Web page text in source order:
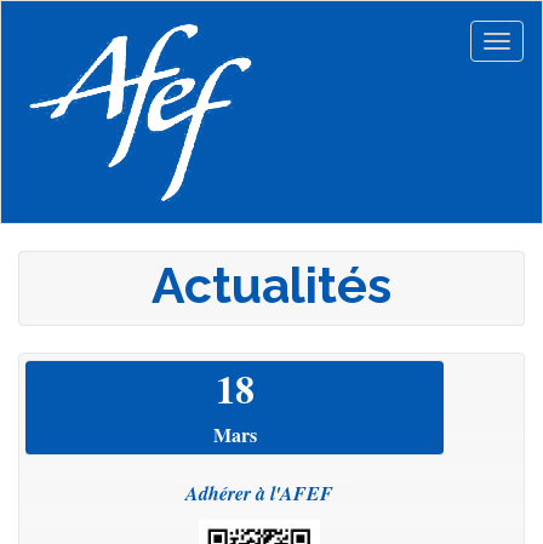
principal
Actualités
18
Mars
Adhérer à l'AFEF